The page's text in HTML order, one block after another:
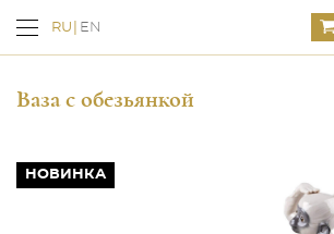
RU EN
Ваза с обезьянкой
НОВИНКА